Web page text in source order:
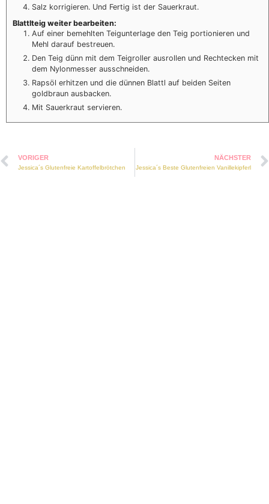
Salz korrigieren. Und Fertig ist der Sauerkraut.
Blattlteig weiter bearbeiten:
Auf einer bemehlten Teigunterlage den Teig portionieren und
Mehl darauf bestreuen.
Den Teig dünn mit dem Teigroller ausrollen und Rechtecken mit
dem Nylonmesser ausschneiden.
Rapsöl erhitzen und die dünnen Blattl auf beiden Seiten
goldbraun ausbacken.
Mit Sauerkraut servieren.
VORIGER
Jessica´s Glutenfreie Kartoffelbrötchen
NÄCHSTER
Jessica´s Beste Glutenfreien Vanillekipferl